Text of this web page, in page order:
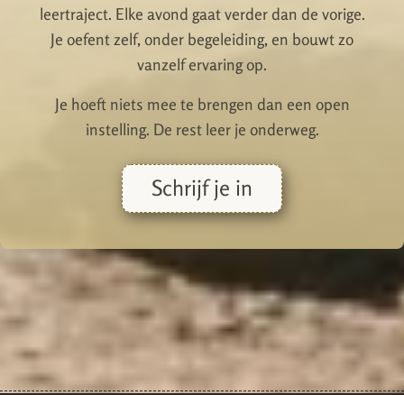
leertraject. Elke avond gaat verder dan de vorige.
Je oefent zelf, onder begeleiding, en bouwt zo
vanzelf ervaring op.
Je hoeft niets mee te brengen dan een open
instelling. De rest leer je onderweg.
Schrijf je in